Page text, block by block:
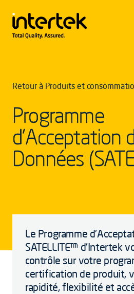
Retour à Produits et
Programme
d'Acceptation
Données
Le Programme
SATELLITE™ d'Intertek
contrôle sur votre
certification de produit,
rapidité, flexibilité et